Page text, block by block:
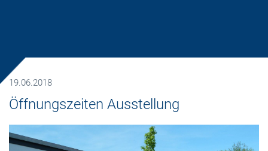
19.06.2018
Öffnungszeiten Ausstellung